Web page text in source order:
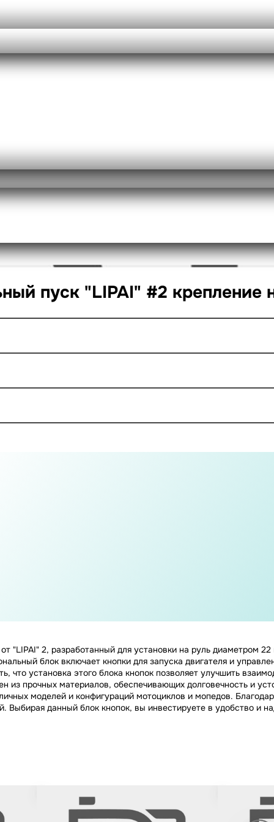
пуск "LIPAI" #2 крепление
"LIPAI" 2, разработанный для установки на руль диаметром
блок включает кнопки для запуска двигателя и
установка этого блока кнопок позволяет улучшить
прочных материалов, обеспечивающих долговечность и
моделей и конфигураций мотоциклов и мопедов.
Выбирая данный блок кнопок, вы инвестируете в удобство и
#2
и
Кнопки переключателя в сборе на
Хомуты на